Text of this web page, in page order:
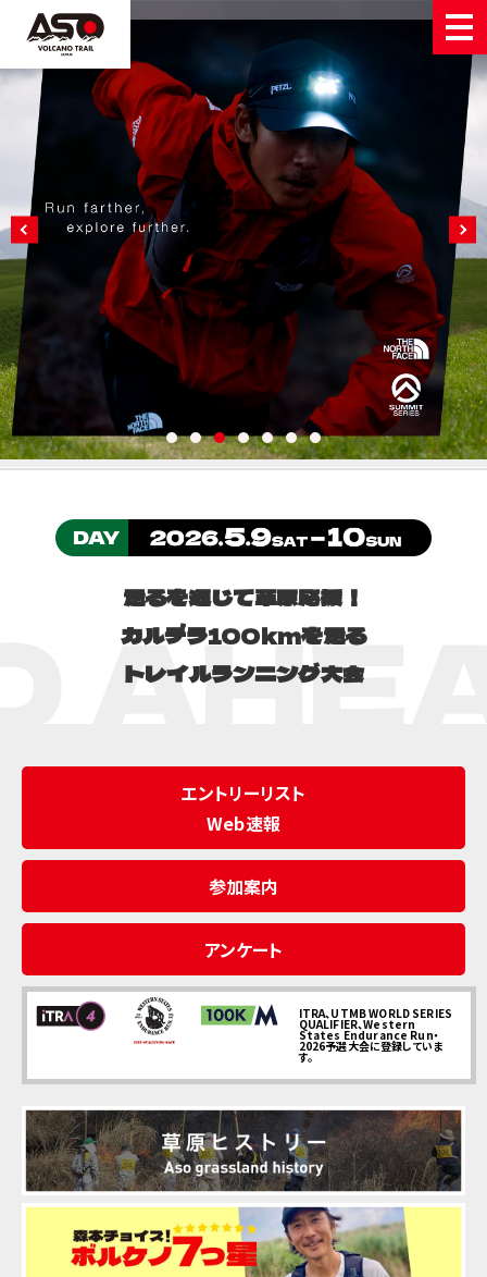
走るを通じて草原応援！
カルデラ100kmを走る
トレイルランニング大会
エントリーリスト
Web速報
参加案内
アンケート
ITRA、UTMB WORLD SERIES
QUALIFIER、Western
States Endurance Run・
2026予選大会に登録していま
す。